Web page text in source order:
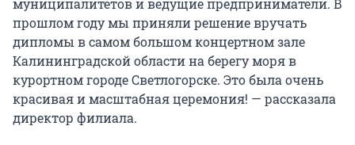
муниципалитетов и ведущие предприниматели. В
прошлом году мы приняли решение вручать
дипломы в самом большом концертном зале
Калининградской области на берегу моря в
курортном городе Светлогорске. Это была очень
красивая и масштабная церемония! — рассказала
директор филиала.